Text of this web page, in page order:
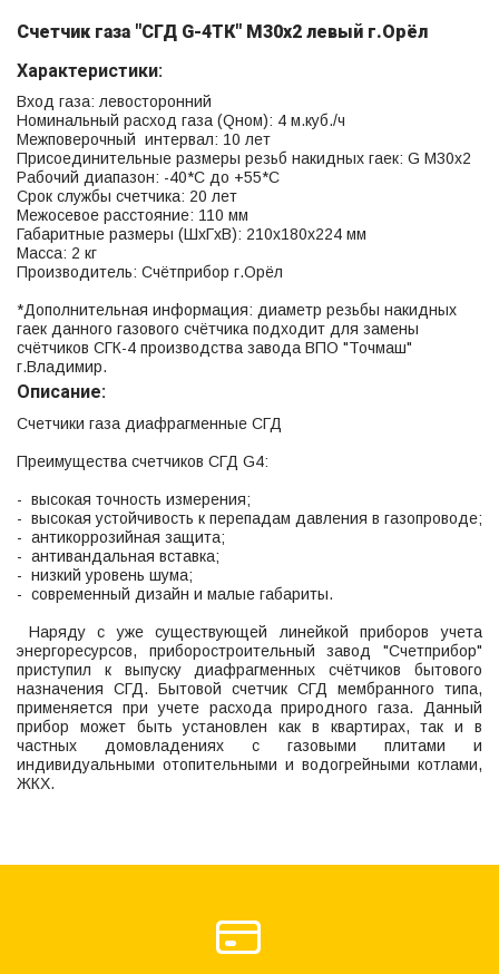
Счетчик газа "СГД G-4ТК" М30х2 левый г.Орёл
Характеристики:
Вход газа: левосторонний
Номинальный расход газа (Qном): 4 м.куб./ч
Межповерочный интервал: 10 лет
Присоединительные размеры резьб накидных гаек: G М30х2
Рабочий диапазон: -40*С до +55*С
Срок службы счетчика: 20 лет
Межосевое расстояние: 110 мм
Габаритные размеры (ШхГхВ): 210х180х224 мм
Масса: 2 кг
Производитель: Счётприбор г.Орёл
*Дополнительная информация: диаметр резьбы накидных
гаек данного газового счётчика подходит для замены
счётчиков СГК-4 производства завода ВПО "Точмаш"
г.Владимир.
Описание:
Счетчики газа диафрагменные СГД
Преимущества счетчиков СГД G4:
- высокая точность измерения;
- высокая устойчивость к перепадам давления в газопроводе;
- антикоррозийная защита;
- антивандальная вставка;
- низкий уровень шума;
- современный дизайн и малые габариты.
Наряду с уже существующей линейкой приборов учета
энергоресурсов, приборостроительный завод "Счетприбор"
приступил к выпуску диафрагменных счётчиков бытового
назначения СГД. Бытовой счетчик СГД мембранного типа,
применяется при учете расхода природного газа. Данный
прибор может быть установлен как в квартирах, так и в
частных домовладениях с газовыми плитами и
индивидуальными отопительными и водогрейными котлами,
ЖКХ.